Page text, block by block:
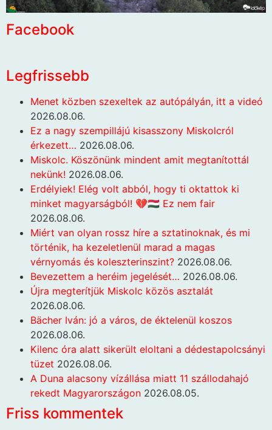
Facebook
Legfrissebb
Menet közben szexeltek az autópályán, itt a videó
2026.08.06.
Ez a nagy szempillájú kisasszony Miskolcról
érkezett… 2026.08.06.
Miskolc. Köszönünk mindent amit megtanítottál
nekünk! 2026.08.06.
Erdélyiek! Elég volt abból, hogy ti oktattok ki
minket magyarságból! 💔🇭🇺 Ez nem fair
2026.08.06.
Miért van olyan rossz híre a sztatinoknak, és mi
történik, ha kezeletlenül marad a magas
vérnyomás és koleszterinszint? 2026.08.06.
Bevezettem a heréim jegelését… 2026.08.06.
Újra megterítjük Miskolc közös asztalát
2026.08.06.
Bächer Iván: jó a város, de éktelenül koszos
2026.08.06.
Kilenc óra alatt sikerült eloltani a dédestapolcsányi
tüzet 2026.08.06.
A Duna alacsony vízállása miatt 11 szállodahajó
rekedt Magyarországon 2026.08.05.
Friss kommentek